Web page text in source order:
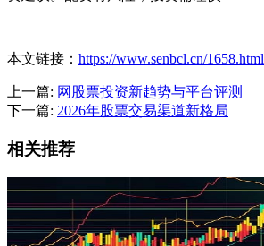
本文链接： https://www.senbcl.cn/1658.html
上一篇: 网股票投资新趋势与平台评测
下一篇: 2026年股票交易渠道新格局
相关推荐